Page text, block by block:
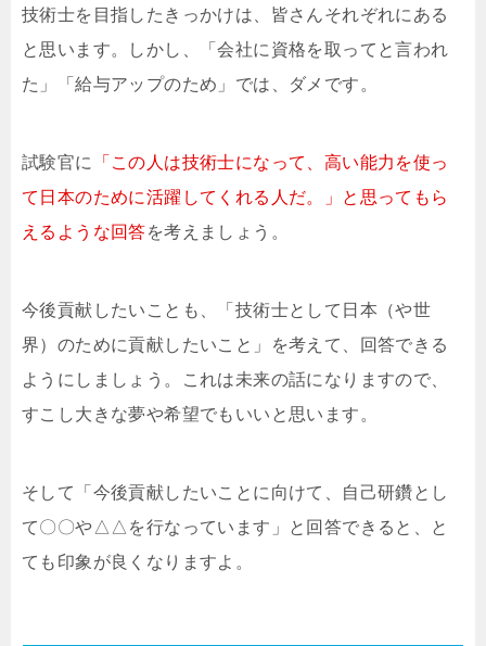
技術士を目指したきっかけは、皆さんそれぞれにある
と思います。しかし、「会社に資格を取ってと言われ
た」「給与アップのため」では、ダメです。
試験官に
「この人は技術士になって、高い能力を使っ
て日本のために活躍してくれる人だ。」と思ってもら
えるような回答を考えましょう。
今後貢献したいことも、「技術士として日本（や世
界）のために貢献したいこと」を考えて、回答できる
ようにしましょう。これは未来の話になりますので、
すこし大きな夢や希望でもいいと思います。
そして「今後貢献したいことに向けて、自己研鑽とし
て〇〇や△△を行なっています」と回答できると、と
ても印象が良くなりますよ。